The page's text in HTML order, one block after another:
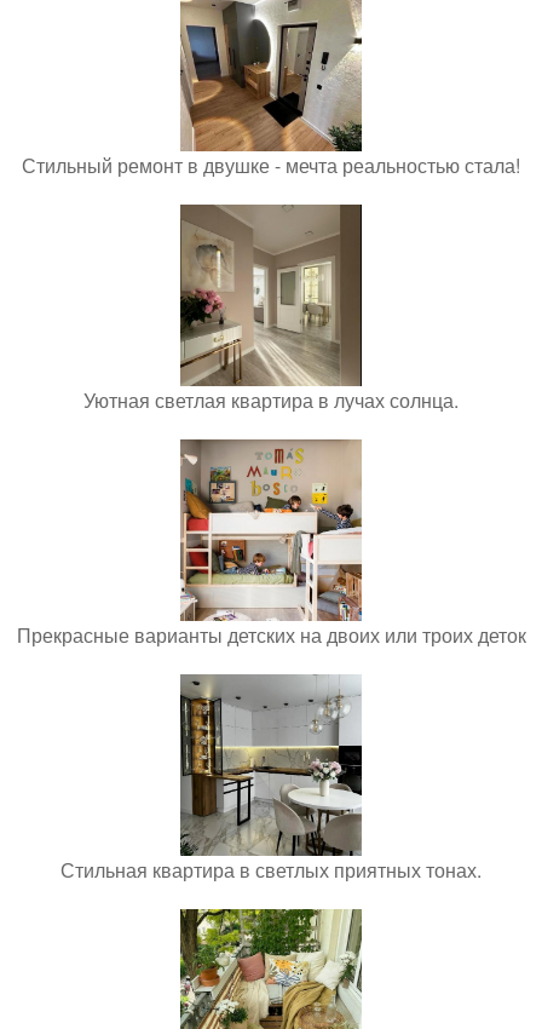
Стильный ремонт в двушке - мечта реальностью стала!
Уютная светлая квартира в лучах солнца.
Прекрасные варианты детских на двоих или троих деток
Стильная квартира в светлых приятных тонах.